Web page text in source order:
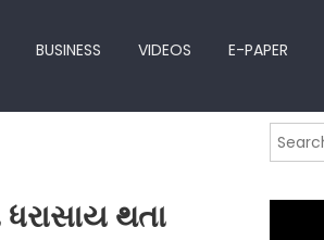
BUSINESS VIDEOS E-PAPER
થતા
Search
for: